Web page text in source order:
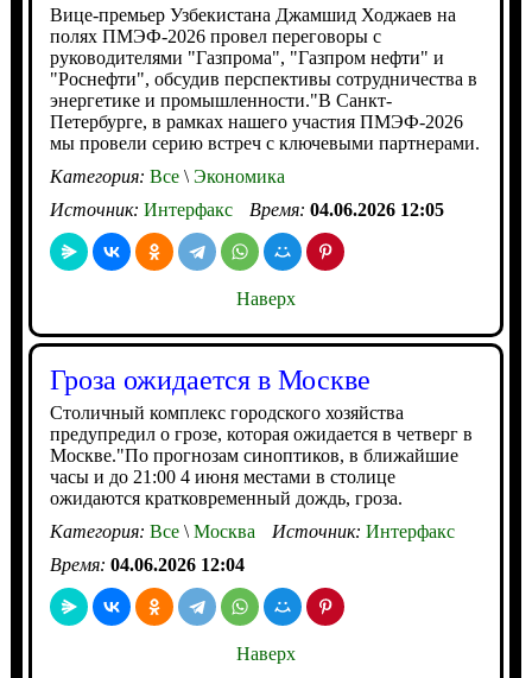
Вице-премьер Узбекистана Джамшид Ходжаев на
полях ПМЭФ-2026 провел переговоры с
руководителями "Газпрома", "Газпром нефти" и
"Роснефти", обсудив перспективы сотрудничества в
энергетике и промышленности."В Санкт-
Петербурге, в рамках нашего участия ПМЭФ-2026
мы провели серию встреч с ключевыми партнерами.
Категория: Все\Экономика
Источник: Интерфакс Время: 04.06.2026 12:05
Наверх
Гроза ожидается в Москве
Столичный комплекс городского хозяйства
предупредил о грозе, которая ожидается в четверг в
Москве."По прогнозам синоптиков, в ближайшие
часы и до 21:00 4 июня местами в столице
ожидаются кратковременный дождь, гроза.
Категория: Все\Москва Источник: Интерфакс
Время: 04.06.2026 12:04
Наверх